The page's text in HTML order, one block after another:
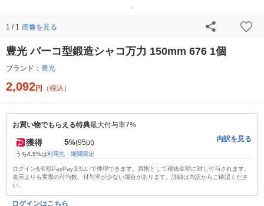
1 / 1 画像を見る
豊光 バーコ型鍛造シャコ万力 150mm 676 1個
ブランド： 豊光
2,092円 （税込）
お買い物でもらえる特典最大付与率7%
獲得 5%(95pt)
うち4.5%は利用先・期間限定
内訳を見る
ログイン&全額PayPay支払いで獲得できます。原則として税抜金額に対し付与されます。
表示よりも実際の付与数、付与率が少ない場合があります。詳細は内訳からご確認くださ
い。
ログインはこちら